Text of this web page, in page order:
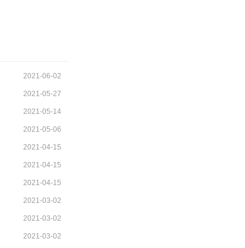
2021-06-02
2021-05-27
2021-05-14
2021-05-06
2021-04-15
2021-04-15
2021-04-15
2021-03-02
2021-03-02
2021-03-02